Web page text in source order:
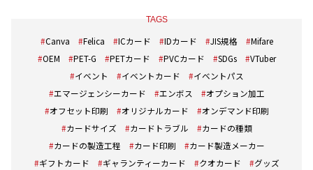
TAGS
Canva Felica ICカード IDカード JIS規格
Mifare
OEM
PET-G PETカード PVCカード SDGs
VTuber
イベント
イベントカード
イベントパス
エマージェンシーカード
エンボス
オプション加工
オフセット印刷
オリジナルカード
オンデマンド印刷
カードサイズ
カードトラブル
カードの種類
カードの製造工程
カード印刷
カード製造メーカー
ギフトカード
ギャランティーカード クオカード
グッズ